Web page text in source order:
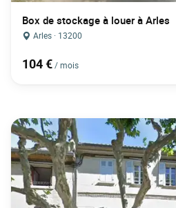
Box de stockage à louer à Arles
Arles · 13200
104 €/ mois